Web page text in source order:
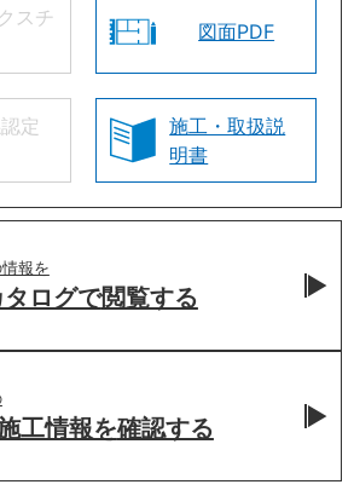
スチ
図面PDF
定
施工・取扱説
明書
報を
ログで閲覧する
工情報を確認する